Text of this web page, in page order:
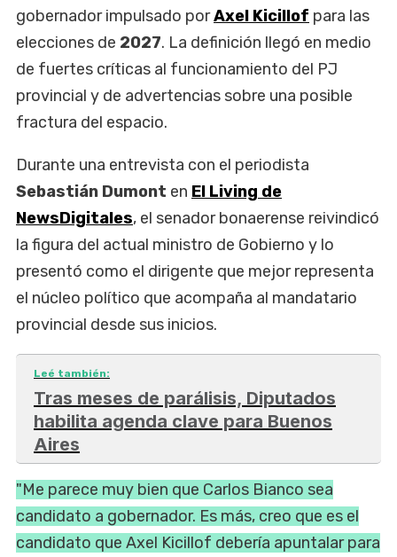
gobernador impulsado porAxel Kicillof para las
elecciones de 2027. La definición llegó en medio
de fuertes críticas al funcionamiento del PJ
provincial y de advertencias sobre una posible
fractura del espacio.
Durante una entrevista con el periodista
Sebastián Dumont en El Living de
NewsDigitales, el senador bonaerense reivindicó
la figura del actual ministro de Gobierno y lo
presentó como el dirigente que mejor representa
el núcleo político que acompaña al mandatario
provincial desde sus inicios.
Leé también:
Tras meses de parálisis, Diputados
habilita agenda clave para Buenos
Aires
"Me parece muy bien que Carlos Bianco sea
candidato a gobernador. Es más, creo que es el
candidato que Axel Kicillof debería apuntalar para